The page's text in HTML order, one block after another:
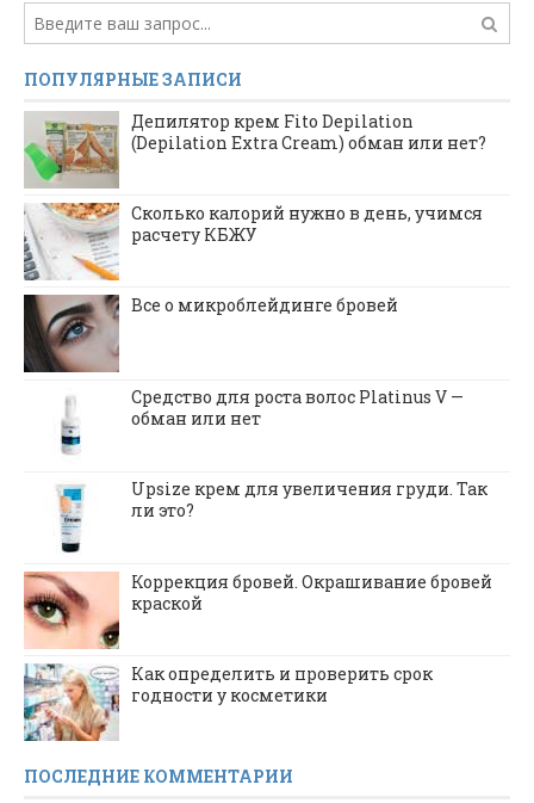
ПОПУЛЯРНЫЕ ЗАПИСИ
Депилятор крем Fito Depilation
(Depilation Extra Cream) обман или нет?
Сколько калорий нужно в день, учимся
расчету КБЖУ
Все о микроблейдинге бровей
Средство для роста волос Platinus V —
обман или нет
Upsize крем для увеличения груди. Так
ли это?
Коррекция бровей. Окрашивание бровей
краской
Как определить и проверить срок
годности у косметики
ПОСЛЕДНИЕ КОММЕНТАРИИ